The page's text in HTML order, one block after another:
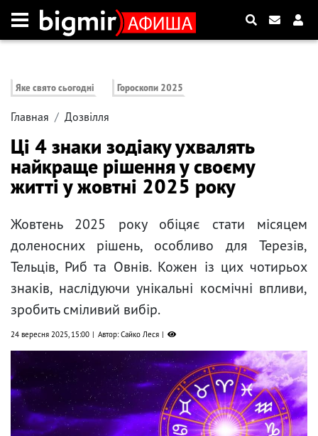
Яке свято сьогодні Гороскопи 2025
Главная Дозвілля
Ці 4 знаки зодіаку ухвалять
найкраще рішення у своєму
житті у жовтні 2025 року
Жовтень 2025 року обіцяє стати місяцем
доленосних рішень, особливо для Терезів,
Тельців, Риб та Овнів. Кожен із цих чотирьох
знаків, наслідуючи унікальні космічні впливи,
зробить сміливий вибір.
24 вересня 2025, 15:00 Автор: Сайко Леся